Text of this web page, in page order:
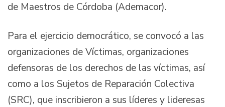
de Maestros de Córdoba (Ademacor).
Para el ejercicio democrático, se convocó a las
organizaciones de Víctimas, organizaciones
defensoras de los derechos de las víctimas, así
como a los Sujetos de Reparación Colectiva
(SRC), que inscribieron a sus líderes y lideresas